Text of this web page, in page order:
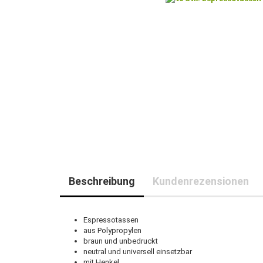
Beschreibung Kundenrezensionen
Espressotassen
aus Polypropylen
braun und unbedruckt
neutral und universell einsetzbar